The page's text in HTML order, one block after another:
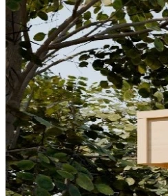
Startseite
Saunawelten
Saunen
Zubehör
Whirlpools
Signature SelfCleaning
Serenity
Swim Spas
Beauty & Spa
Living Accessoires
Kontakt
Über uns